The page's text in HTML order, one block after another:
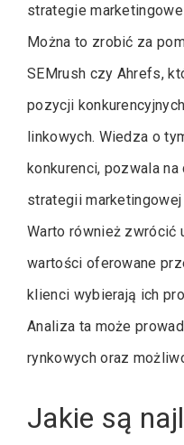
strategie
Można to zrobić za
SEMrush czy Ahrefs,
pozycji
linkowych. Wiedza o
konkurenci, pozwala
strategii
Warto również zwrócić
wartości oferowane
klienci wybierają ich
Analiza ta może
rynkowych oraz
Jakie są